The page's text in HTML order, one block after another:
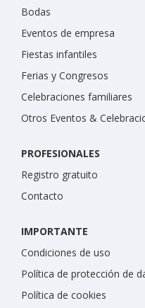
Bodas
Eventos de empresa
Fiestas infantiles
Ferias y Congresos
Celebraciones familiares
Otros Eventos &
PROFESIONALES
Registro gratuito
Contacto
IMPORTANTE
Condiciones de uso
Política de protección de
Política de cookies